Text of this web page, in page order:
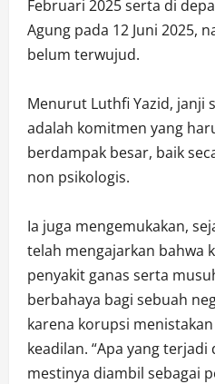
Februari 2025 serta di
Agung pada 12 Juni 2025,
belum terwujud.
Menurut Luthfi Yazid, janji
adalah komitmen yang
berdampak besar, baik
non psikologis.
Ia juga mengemukakan,
telah mengajarkan bahwa
penyakit ganas serta
berbahaya bagi sebuah
karena korupsi
keadilan. “Apa yang
mestinya diambil sebagai